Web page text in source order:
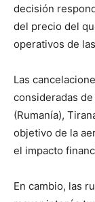
decisión
del precio del
operativos de
Las
consideradas
(Rumanía),
objetivo de la
el impacto
En cambio, las